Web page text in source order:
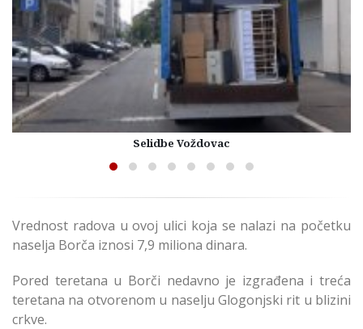
Selidbe Voždovac
Vrednost radova u ovoj ulici koja se nalazi na početku
naselja Borča iznosi 7,9 miliona dinara.
Pored teretana u Borči nedavno je izgrađena i treća
teretana na otvorenom u naselju Glogonjski rit u blizini
crkve.